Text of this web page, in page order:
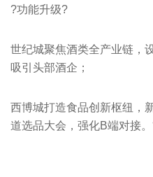
?功能升级?
世纪城聚焦酒类全产业链，
吸引头部酒企；
西博城打造食品创新枢纽，
道选品大会，强化B端对接